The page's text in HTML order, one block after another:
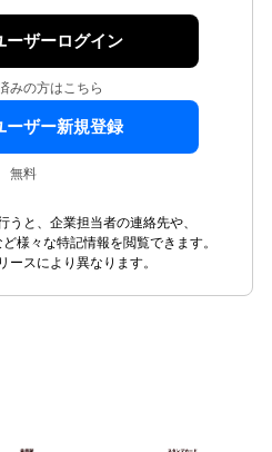
ーザーログイン
みの方はこちら
ーザー新規登録
無料
うと、企業担当者の連絡先や、
様々な特記情報を閲覧できます。
スにより異なります。